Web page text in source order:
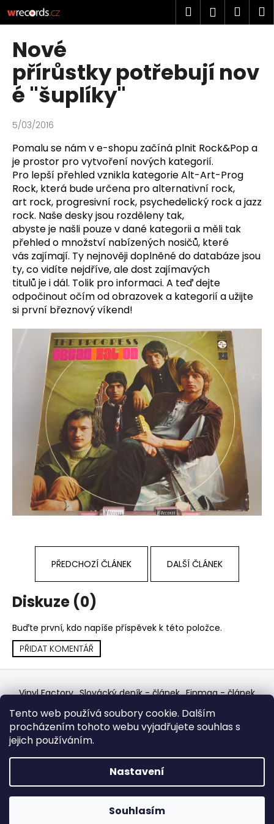
Tento web používá soubory cookie. Dalším
procházením tohoto webu vyjadřujete souhlas s
jejich používáním.
Nastavení
Souhlasím
na
obsah
Hledat
Nové
přírůstky potřebují nov
é "šuplíky"
5/03/2016
Pomalu se nám v e-shopu začíná plnit Rock&Pop a
je prostor pro vytvoření nových kategorií.
Pro lepší přehled vznikla kategorie Alt-Art-Prog
Rock, která bude určena pro alternativní rock,
art rock, progresivní rock, psychedelický rock a jazz
rock. Naše desky jsou rozděleny tak,
abysteje našli pouze v dané kategorii a měli tak
přehled o množství nabízených nosičů, které
vás zajímají. Ty nejnověji doplněné do databáze jsou
ty, co vidíte nejdříve, ale dost zajímavých
titulů je i dál. Tolik pro informaci. A teď dejte
odpočinout očím od obrazovek a kategorií a užijte
si první březnový víkend!
PŘEDCHOZÍ ČLÁNEK DALŠÍ ČLÁNEK
Diskuze (0)
Buďte první, kdo napíše příspěvek k této položce.
PŘIDAT KOMENTÁŘ
K
o
C
o
p
o
t
ř
e
b
u
j
e
t
e
n
a
j
HLEDAT
m
PINK
THE
PIPER
AT
THE
GATES
OF
DAWN
CD
Kč
á Vinyl Factory Slovácký deník - článek Finmag - článek
Discogs Profile Facebook výběr z hroznů
Top prodejce mincí Aukro
Vytvořil Shoptet
Copyright 2026W Records - osvědčený prodejce
bazarových LP, MC, CD, komiksů atd.. Všechna práva
vyhrazena.